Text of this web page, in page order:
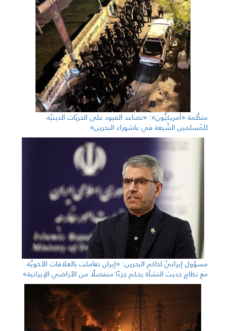
منظَّمة «أمريكيُّون»: «تصاعد القيود على الحريّات الدينيّة
للمُسلمين الشّيعة في عاشوراء البحرين»
مسؤول إيرانيّ لحاكم البحرين: «إيران تعاملت بالعلاقات الأخويَّة
مع نظامٍ حديث النشأة يحكم جزءًا منفصلًا من الأراضي الإيرانية»